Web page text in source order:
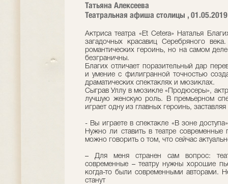
Татьяна Алексеева
Театральная афиша столицы , 01.05.2019
Актриса театра «Et Cetera» Наталья
загадочных красавиц Серебряного
романтических героинь, но на самом
безграничны.
Благих отличает поразительный дар
и умение с филигранной точностью
драматических спектаклях и мюзиклах.
Сыграв Уллу в мюзикле «Продюсеры»,
лучшую женскую роль. В премьерном
играет одну из главных героинь,
- Вы играете в спектакле «В зоне
Нужно ли ставить в театре
можно говорить о том, что сейчас
– Для меня странен сам вопрос:
современные – театру нужны хорошие
когда-то были современными авторами.
станут